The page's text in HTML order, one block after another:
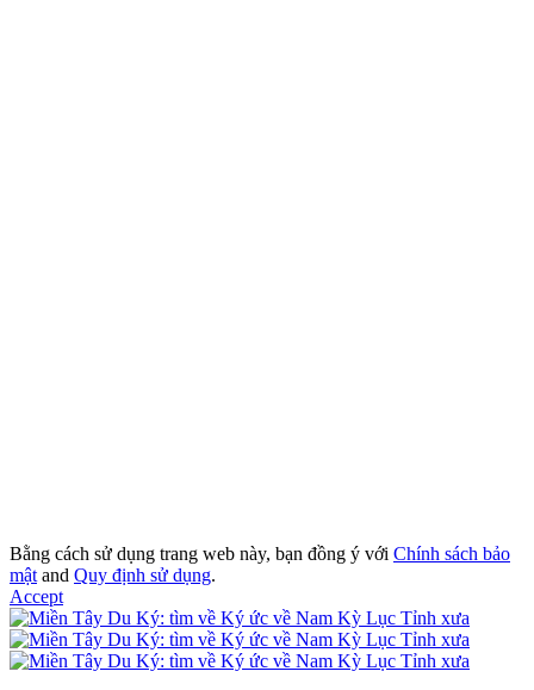
Bằng cách sử dụng trang web này, bạn đồng ý với Chính sách bảo
mật and Quy định sử dụng.
Accept